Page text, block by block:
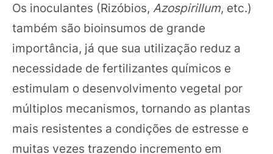
Os inoculantes (Rizóbios, Azospirillum, etc.)
também são bioinsumos de grande
importância, já que sua utilização reduz a
necessidade de fertilizantes químicos e
estimulam o desenvolvimento vegetal por
múltiplos mecanismos, tornando as plantas
mais resistentes a condições de estresse e
muitas vezes trazendo incremento em